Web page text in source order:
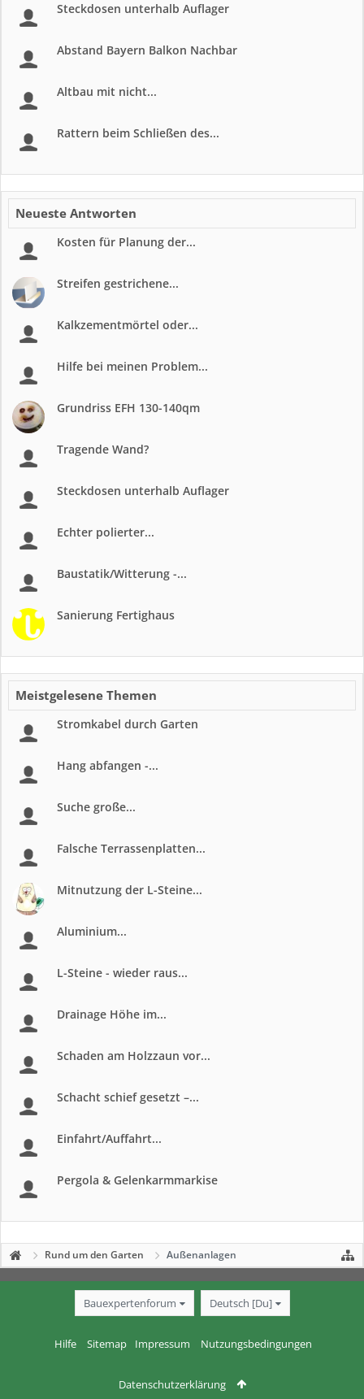
Steckdosen unterhalb Auflager
Abstand Bayern Balkon Nachbar
Altbau mit nicht...
Rattern beim Schließen des...
Neueste Antworten
Kosten für Planung der...
Streifen gestrichene...
Kalkzementmörtel oder...
Hilfe bei meinen Problem...
Grundriss EFH 130-140qm
Tragende Wand?
Steckdosen unterhalb Auflager
Echter polierter...
Baustatik/Witterung -...
Sanierung Fertighaus
Meistgelesene Themen
Stromkabel durch Garten
Hang abfangen -...
Suche große...
Falsche Terrassenplatten...
Mitnutzung der L-Steine...
Aluminium...
L-Steine - wieder raus...
Drainage Höhe im...
Schaden am Holzzaun vor...
Schacht schief gesetzt –...
Einfahrt/Auffahrt...
Pergola & Gelenkarmmarkise
Rund um den Garten Außenanlagen
Bauexpertenforum Deutsch [Du]
Hilfe Sitemap Impressum Nutzungsbedingungen
Datenschutzerklärung